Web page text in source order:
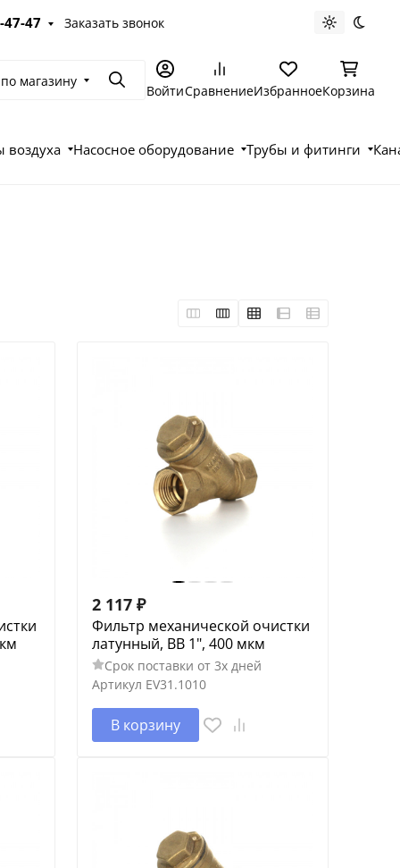
47-47 Заказать звонок Светлая
магазину ПоискВойтиСравнениеИзбранноеКорзина
воздуха Насосное оборудование Трубы и фитинги
2 117 ₽
Фильтр механической очистки
латунный, ВВ 1", 400 мкм
Срок поставки от 3х дней
Артикул EV31.1010
В корзину